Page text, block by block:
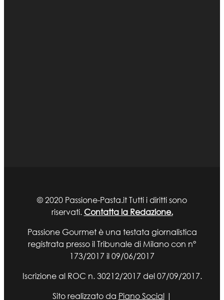
© 2020 Passione-Pasta.it Tutti i diritti sono
riservati. Contatta la Redazione.
Passione Gourmet è una testata giornalistica
registrata presso il Tribunale di Milano con n°
173/2017 il 09/06/2017
Iscrizione al ROC n. 30212/2017 del 07/09/2017.
Sito realizzato da Piano Social|